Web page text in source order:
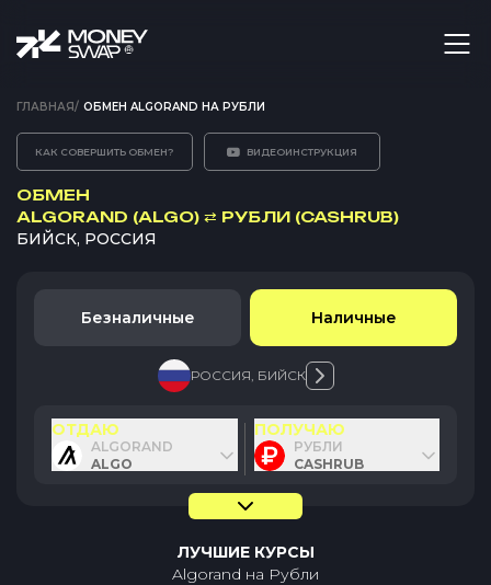
ГЛАВНАЯ/ ОБМЕН ALGORAND НА РУБЛИ
КАК СОВЕРШИТЬ ОБМЕН? ВИДЕОИНСТРУКЦИЯ
ОБМЕН
ALGORAND (ALGO) ⇄ РУБЛИ (CASHRUB)
БИЙСК, РОССИЯ
Безналичные Наличные
РОССИЯ, БИЙСК
ОТДАЮ
ALGORAND
ALGO
ПОЛУЧАЮ
РУБЛИ
CASHRUB
ЛУЧШИЕ КУРСЫ
Algorand на Рубли